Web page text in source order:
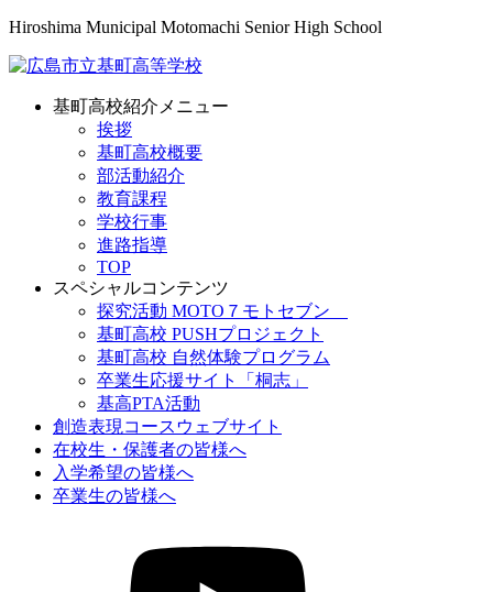
Hiroshima Municipal Motomachi Senior High School
基町高校紹介メニュー
挨拶
基町高校概要
部活動紹介
教育課程
学校行事
進路指導
TOP
スペシャルコンテンツ
探究活動 MOTO７モトセブン
基町高校 PUSHプロジェクト
基町高校 自然体験プログラム
卒業生応援サイト「桐志」
基高PTA活動
創造表現コースウェブサイト
在校生・保護者の皆様へ
入学希望の皆様へ
卒業生の皆様へ